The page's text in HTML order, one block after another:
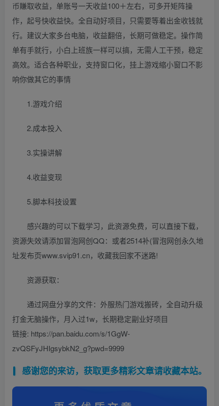
币賺取收益，单账号一天收益100＋左右，可多开矩阵操
作，起号快收益快。全自动好项目，只需要等着出金收钱就
行。建议大家多台电脑，收益翻倍，长期可做稳定。操作简
单有手就行，小白上班族一样可以搞，无需人工干预，稳定
高效。适合各种职业，支持窗口化，挂上游戏缩小窗口不影
响你做其它的事情
1.游戏介绍
2.成本投入
3.实操讲解
4.收益变现
5.脚本科技设置
感兴趣的可以下载学习，此资源免费，可以直接下载，
资源失效请添加冒泡网创QQ：或者2514补(冒泡网创永久地
址发布页www.svip91.cn，收藏我回家不迷路!
资源获取：
通过网盘分享的文件：外服热门游戏搬砖，全自动升级
打金无脑操作，月入过1w，长期稳定副业好项目
链接: https://pan.baidu.com/s/1GgW-
zvQSFyJHIgsybkN2_g?pwd=9999
感谢您的来访，获取更多精彩文章请收藏本站。